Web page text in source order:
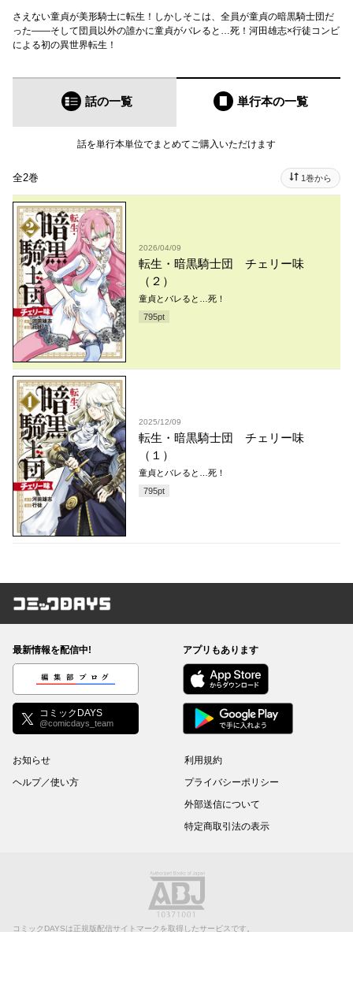
さえない童貞が美形騎士に転生！しかしそこは、全員が童貞の暗黒騎士団だ
った――そして団員以外の誰かに童貞がバレると…死！河田雄志×行徒コンビ
による初の異世界転生！
話の一覧 単行本の一覧
話を単行本単位でまとめてご購入いただけます
全2巻 1巻から
2026/04/09
転生・暗黒騎士団 チェリー味
（２）
童貞とバレると…死！
795pt
2025/12/09
転生・暗黒騎士団 チェリー味
（１）
童貞とバレると…死！
795pt
コミックDAYS
最新情報を配信中!
編集部ブログ
コミックDAYS
@comicdays_team
アプリもあります
お知らせ
ヘルプ／使い方
利用規約
プライバシーポリシー
外部送信について
特定商取引法の表示
コミックDAYSは正規版配信サイトマークを取得したサービスです。